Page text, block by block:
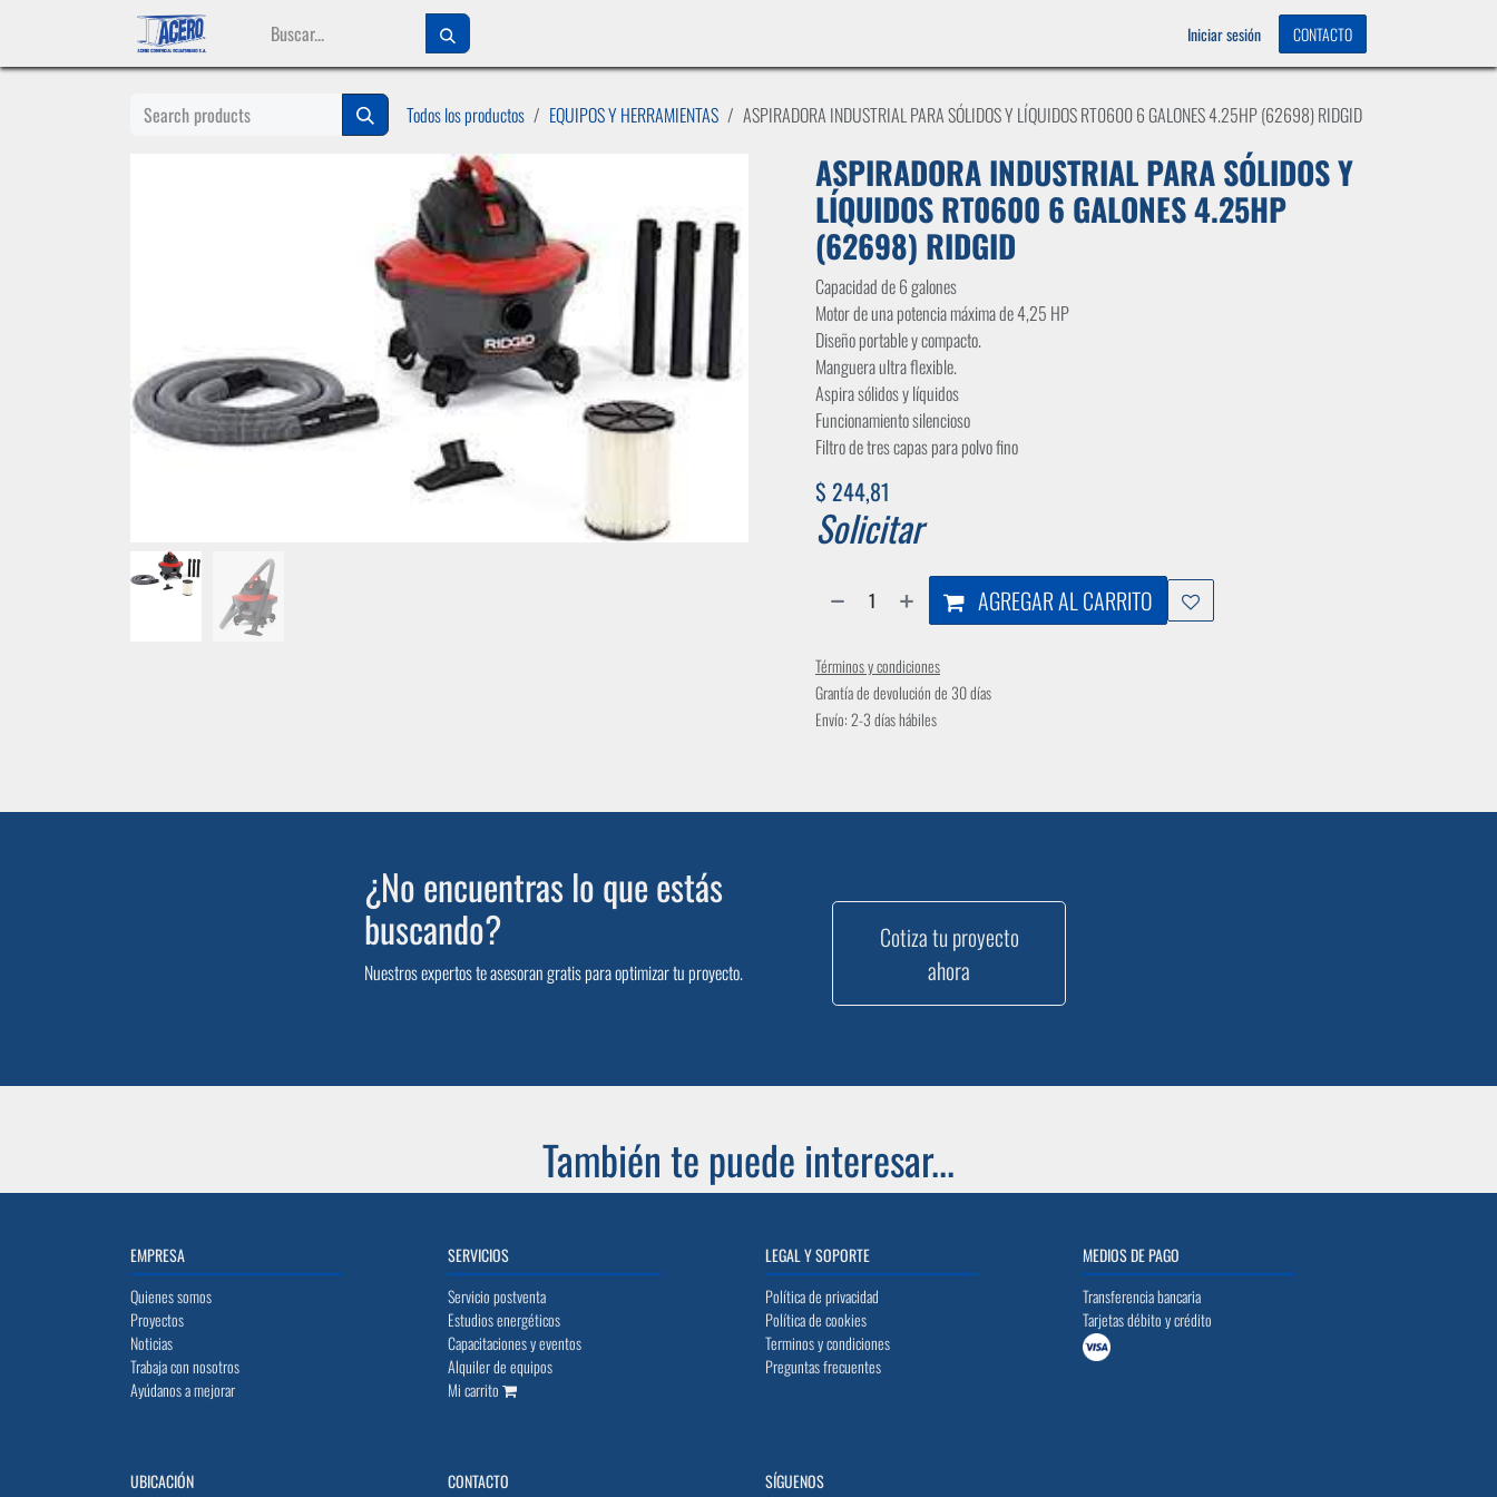
Iniciar sesión CONTACTO
Todos los productos EQUIPOS Y HERRAMIENTAS ASPIRADORA INDUSTRIAL PARA SÓLIDOS Y LÍQUIDOS RT0600 6 GALONES 4.25HP (62698) RIDGID
ASPIRADORA INDUSTRIAL PARA SÓLIDOS Y
LÍQUIDOS RT0600 6 GALONES 4.25HP
(62698) RIDGID
Capacidad de 6 galones
Motor de una potencia máxima de 4,25 HP
Diseño portable y compacto.
Manguera ultra flexible.
Aspira sólidos y líquidos
Funcionamiento silencioso
Filtro de tres capas para polvo fino
$ 244,81
Solicitar
AGREGAR AL CARRITO
Términos y condiciones
Grantía de devolución de 30 días
Envío: 2-3 días hábiles
¿No encuentras lo que estás
buscando?
Nuestros expertos te asesoran gratis para optimizar tu proyecto.
Cotiza tu proyecto
ahora
También te puede interesar...
EMPRESA
Quienes somos
Proyectos
Noticias
Trabaja con nosotros
Ayúdanos a mejorar
SERVICIOS
Servicio postventa
Estudios energéticos
Capacitaciones y eventos
Alquiler de equipos
Mi carrito
LEGAL Y SOPORTE
Política de privacidad
Política de cookies
Terminos y condiciones
Preguntas frecuentes
MEDIOS DE PAGO
Transferencia bancaria
Tarjetas débito y crédito
UBICACIÓN CONTACTO SÍGUENOS